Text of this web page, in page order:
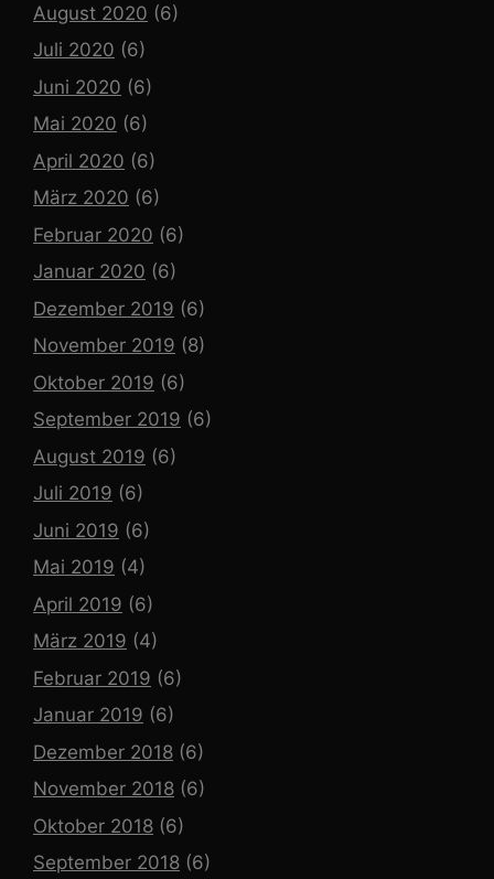
August 2020 (6)
Juli 2020 (6)
Juni 2020 (6)
Mai 2020 (6)
April 2020 (6)
März 2020 (6)
Februar 2020 (6)
Januar 2020 (6)
Dezember 2019 (6)
November 2019 (8)
Oktober 2019 (6)
September 2019 (6)
August 2019 (6)
Juli 2019 (6)
Juni 2019 (6)
Mai 2019 (4)
April 2019 (6)
März 2019 (4)
Februar 2019 (6)
Januar 2019 (6)
Dezember 2018 (6)
November 2018 (6)
Oktober 2018 (6)
September 2018 (6)